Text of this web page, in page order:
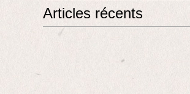
Articles récents